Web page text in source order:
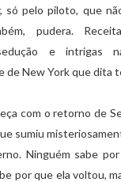
só pelo piloto, que
pudera.
e intrigas
de New York que dita
com o retorno de
sumiu
Ninguém sabe
por que ela voltou,